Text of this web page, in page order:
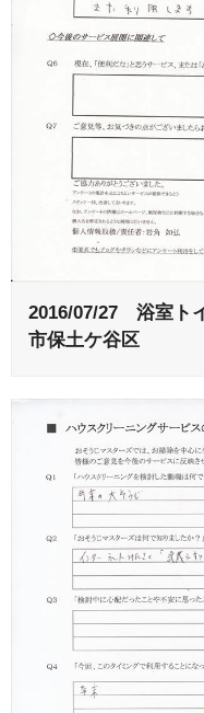
2016/07/27 浴室ト
市保土ケ谷区